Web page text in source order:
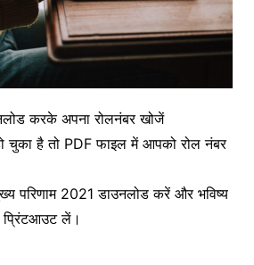
करके अपना रोलनंबर खोजें
चुका है तो PDF फाइल में आपको रोल नंबर
परिणाम 2021 डाउनलोड करें और भविष्य
लें।